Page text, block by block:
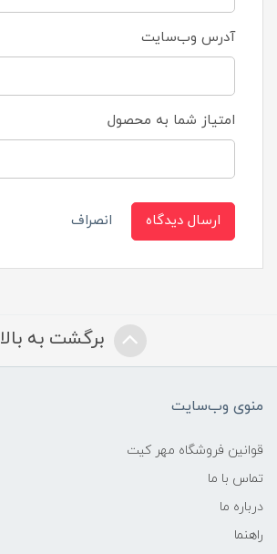
آدرس وب‌سایت
امتیاز شما به محصول
ارسال دیدگاه انصراف
برگشت به بالا
منوی وب‌سایت
قوانین فروشگاه مهر کیت
تماس با ما
درباره ما
راهنما